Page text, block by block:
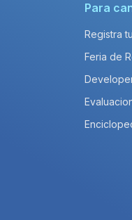
Para
Registra
Feria de